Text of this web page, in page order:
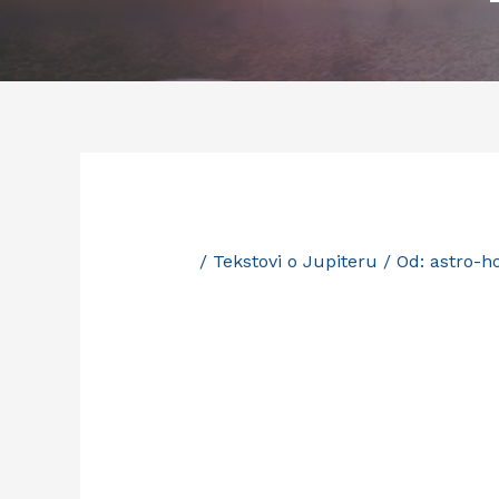
/ Tekstovi o Jupiteru / Od: astro-